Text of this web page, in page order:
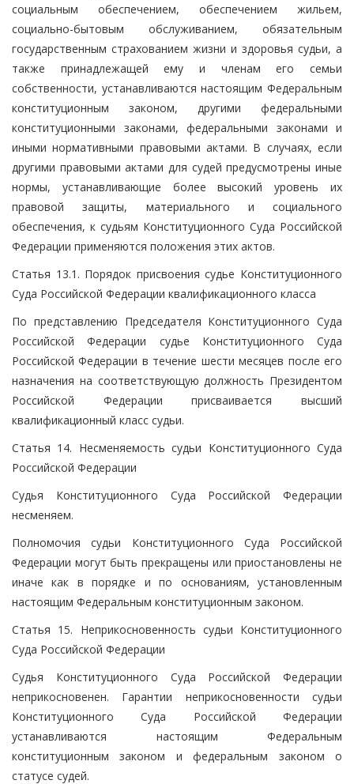
социальным обеспечением, обеспечением жильем,
социально-бытовым обслуживанием, обязательным
государственным страхованием жизни и здоровья судьи, а
также принадлежащей ему и членам его семьи
собственности, устанавливаются настоящим Федеральным
конституционным законом, другими федеральными
конституционными законами, федеральными законами и
иными нормативными правовыми актами. В случаях, если
другими правовыми актами для судей предусмотрены иные
нормы, устанавливающие более высокий уровень их
правовой защиты, материального и социального
обеспечения, к судьям Конституционного Суда Российской
Федерации применяются положения этих актов.
Статья 13.1. Порядок присвоения судье Конституционного
Суда Российской Федерации квалификационного класса
По представлению Председателя Конституционного Суда
Российской Федерации судье Конституционного Суда
Российской Федерации в течение шести месяцев после его
назначения на соответствующую должность Президентом
Российской Федерации присваивается высший
квалификационный класс судьи.
Статья 14. Несменяемость судьи Конституционного Суда
Российской Федерации
Судья Конституционного Суда Российской Федерации
несменяем.
Полномочия судьи Конституционного Суда Российской
Федерации могут быть прекращены или приостановлены не
иначе как в порядке и по основаниям, установленным
настоящим Федеральным конституционным законом.
Статья 15. Неприкосновенность судьи Конституционного
Суда Российской Федерации
Судья Конституционного Суда Российской Федерации
неприкосновенен. Гарантии неприкосновенности судьи
Конституционного Суда Российской Федерации
устанавливаются настоящим Федеральным
конституционным законом и федеральным законом о
статусе судей.